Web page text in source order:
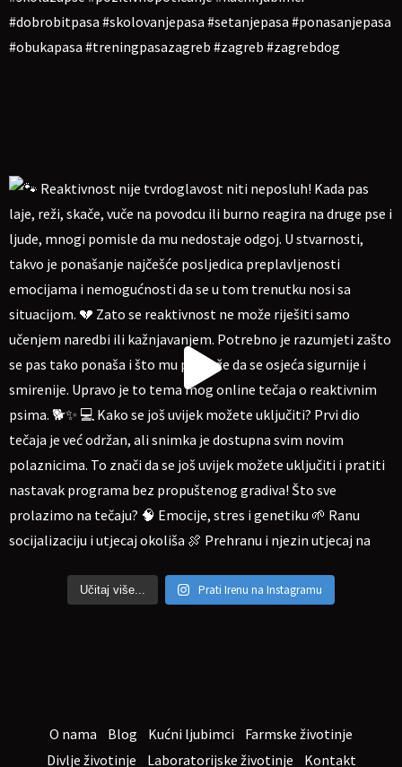
Učitaj više... Prati Irenu na Instagramu
O nama Blog Kućni ljubimci
Farmske životinje
Divlje životinje
Laboratorijske životinje Kontakt